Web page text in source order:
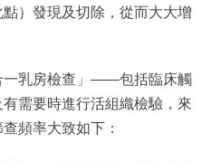
）發現及切除，從而大大增
一乳房檢查」——包括臨床觸
需要時進行活組織檢驗，來
頻率大致如下：